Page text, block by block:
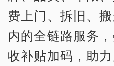
费上门、拆旧、
内的全链路服务
收补贴加码，助